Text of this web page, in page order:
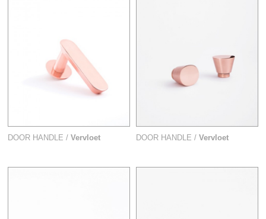
DOOR HANDLE / Vervloet DOOR HANDLE / Vervloet